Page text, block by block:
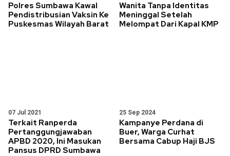
Polres Sumbawa Kawal
Pendistribusian Vaksin Ke
Puskesmas Wilayah Barat
Wanita Tanpa Identitas
Meninggal Setelah
Melompat Dari Kapal KMP
07 Jul 2021
Terkait Ranperda
Pertanggungjawaban
APBD 2020, Ini Masukan
Pansus DPRD Sumbawa
25 Sep 2024
Kampanye Perdana di
Buer, Warga Curhat
Bersama Cabup Haji BJS